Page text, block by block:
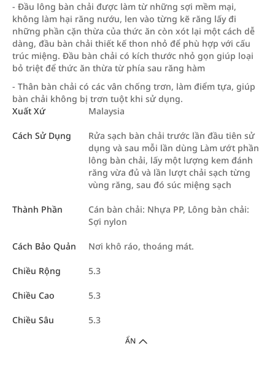
- Đầu lông bàn chải được làm từ những sợi mềm mại,
không làm hại răng nướu, len vào từng kẽ răng lấy đi
những phần cặn thừa của thức ăn còn xót lại một cách dễ
dàng, đầu bàn chải thiết kế thon nhỏ để phù hợp với cấu
trúc miệng. Đầu bàn chải có kích thước nhỏ gọn giúp loại
bỏ triệt để thức ăn thừa từ phía sau răng hàm
- Thân bàn chải có các vân chống trơn, làm điểm tựa, giúp
bàn chải không bị trơn tuột khi sử dụng.
Xuất Xứ
Malaysia
Cách Sử Dụng
Rửa sạch bàn chải trước lần đầu tiên sử
dụng và sau mỗi lần dùng Làm ướt phần
lông bàn chải, lấy một lượng kem đánh
răng vừa đủ và lần lượt chải sạch từng
vùng răng, sau đó súc miệng sạch
Thành Phần
Cán bàn chải: Nhựa PP, Lông bàn chải:
Sợi nylon
Cách Bảo Quản Nơi khô ráo, thoáng mát.
Chiều Rộng 5.3
Chiều Cao 5.3
Chiều Sâu 5.3
ẨN